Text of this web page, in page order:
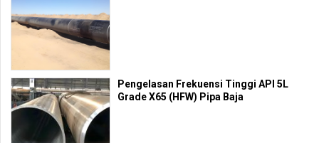
Pengelasan Frekuensi Tinggi API 5L
Grade X65 (HFW) Pipa Baja